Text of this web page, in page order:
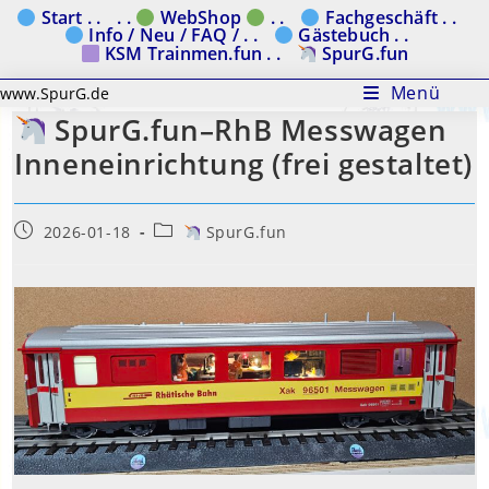
Zum Start . . . . WebShop . . Fachgeschäft . .
Info / Neu / FAQ / . . Gästebuch . .
KSM Trainmen.fun . . SpurG.fun
www.SpurG.de Menü
SpurG.fun–RhB Messwagen
Inneneinrichtung (frei gestaltet)
Beitrag2026-01-18
Beitrags-SpurG.fun